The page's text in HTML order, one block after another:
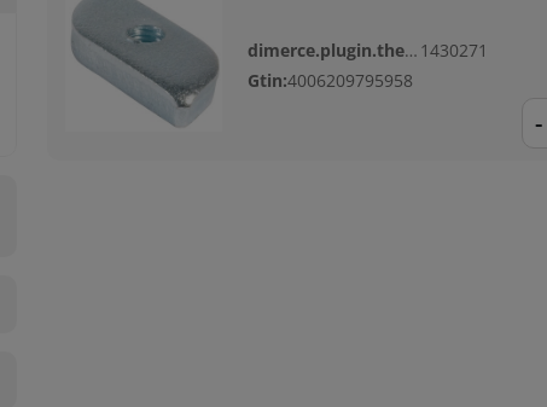
dimerce.plugin.theme.productnr: 1430271
Gtin:4006209795958
-